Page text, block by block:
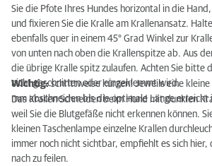
Sie die Pfote Ihres Hundes horizontal in die
und fixieren Sie die Kralle am Krallenansatz.
ebenfalls quer in einem 45° Grad Winkel zur
von unten nach oben die Krallenspitze ab. Aus
die übrige Kralle spitz zulaufen. Achten Sie bitte
nicht geschnitten oder eingeklemmt wird.
Wichtig:schrittweise kürzen! Jeweils eine kleine
mm abschneiden bis die optimale Länge erreicht
Das Krallen Schneiden beim Hund mit dunklen
weil Sie die Blutgefäße nicht erkennen können.
kleinen Taschenlampe einzelne Krallen
immer noch nicht sichtbar, empfiehlt es sich hier,
nach zu feilen.